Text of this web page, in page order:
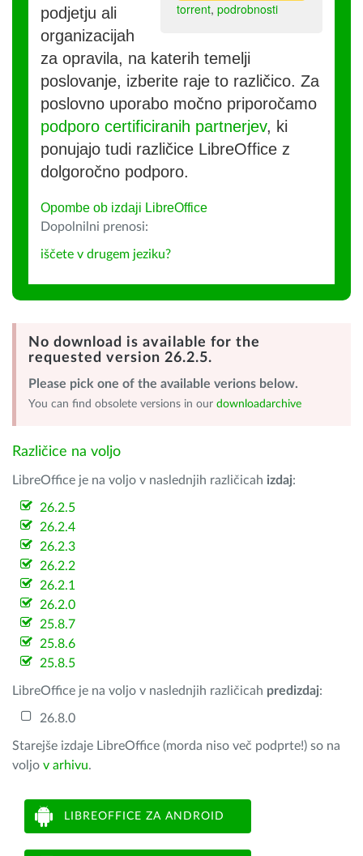
torrent, podrobnosti
podjetju ali
organizacijah
za opravila, na katerih temelji
poslovanje, izberite raje to različico. Za
poslovno uporabo močno priporočamo
podporo certificiranih partnerjev, ki
ponujajo tudi različice LibreOffice z
dolgoročno podporo.
Opombe ob izdaji LibreOffice
Dopolnilni prenosi:
iščete v drugem jeziku?
No download is available for the
requested version 26.2.5.
Please pick one of the available verions below.
You can find obsolete versions in our downloadarchive
Različice na voljo
LibreOffice je na voljo v naslednjih različicah izdaj:
26.2.5
26.2.4
26.2.3
26.2.2
26.2.1
26.2.0
25.8.7
25.8.6
25.8.5
LibreOffice je na voljo v naslednjih različicah predizdaj:
26.8.0
Starejše izdaje LibreOffice (morda niso več podprte!) so na
voljo v arhivu.
LIBREOFFICE ZA ANDROID